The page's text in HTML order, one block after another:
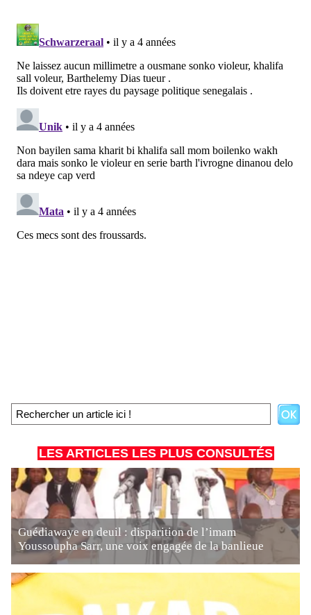
LES ARTICLES LES PLUS CONSULTÉS
Guédiawaye en deuil : disparition de l’imam
Youssoupha Sarr, une voix engagée de la banlieue